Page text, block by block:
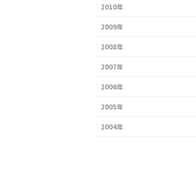
2010年
2009年
2008年
2007年
2006年
2005年
2004年